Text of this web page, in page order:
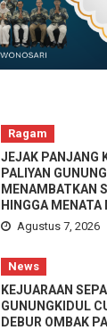
Ragam
JEJAK PANJANG
PALIYAN
MENAMBATKAN
HINGGA MENATA
Agustus 7, 2026
News
KEJUARAAN
GUNUNGKIDUL
DEBUR OMBAK